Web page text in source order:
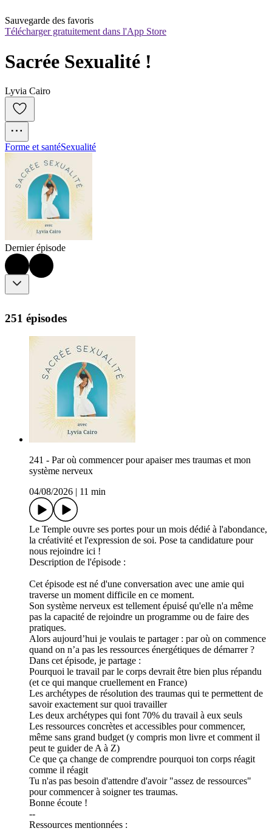
Sauvegarde des favoris
Télécharger gratuitement dans l'App Store
Sacrée Sexualité !
Lyvia Cairo
Forme et santéSexualité
Dernier épisode
251 épisodes
241 - Par où commencer pour apaiser mes traumas et mon
système nerveux
04/08/2026
11 min
Le Temple ouvre ses portes pour un mois dédié à l'abondance,
la créativité et l'expression de soi. Pose ta candidature pour
nous rejoindre ici !
Description de l'épisode :
Cet épisode est né d'une conversation avec une amie qui
traverse un moment difficile en ce moment.
Son système nerveux est tellement épuisé qu'elle n'a même
pas la capacité de rejoindre un programme ou de faire des
pratiques.
Alors aujourd’hui je voulais te partager : par où on commence
quand on n’a pas les ressources énergétiques de démarrer ?
Dans cet épisode, je partage :
Pourquoi le travail par le corps devrait être bien plus répandu
(et ce qui manque cruellement en France)
Les archétypes de résolution des traumas qui te permettent de
savoir exactement sur quoi travailler
Les deux archétypes qui font 70% du travail à eux seuls
Les ressources concrètes et accessibles pour commencer,
même sans grand budget (y compris mon livre et comment il
peut te guider de A à Z)
Ce que ça change de comprendre pourquoi ton corps réagit
comme il réagit
Tu n'as pas besoin d'attendre d'avoir "assez de ressources"
pour commencer à soigner tes traumas.
Bonne écoute !
--
Ressources mentionnées :